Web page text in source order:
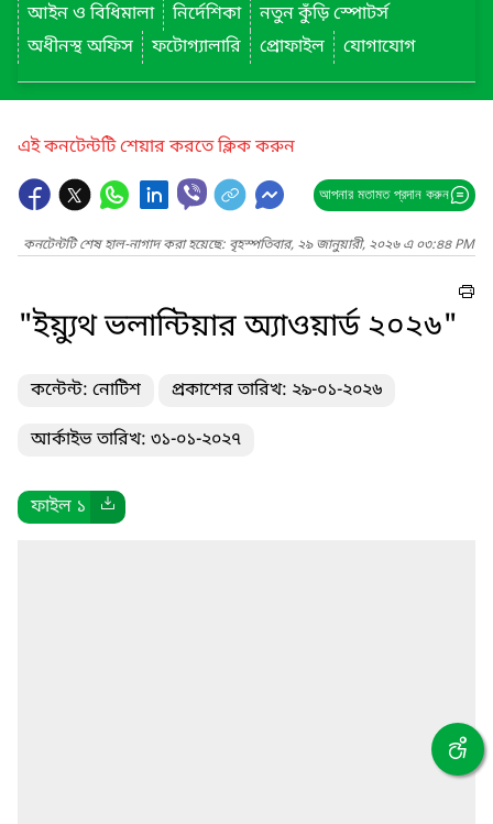
আইন ও বিধিমালা
নির্দেশিকা
নতুন কুঁড়ি স্পোটর্স
অধীনস্থ অফিস
ফটোগ্যালারি প্রোফাইল যোগাযোগ
এই কনটেন্টটি শেয়ার করতে ক্লিক করুন
আপনার মতামত প্রদান করুন
কনটেন্টটি শেষ হাল-নাগাদ করা হয়েছে: বৃহস্পতিবার, ২৯ জানুয়ারী, ২০২৬ এ ০৩:৪৪ PM
"ইয়্যুথ ভলান্টিয়ার অ্যাওয়ার্ড ২০২৬"
কন্টেন্ট: নোটিশ প্রকাশের তারিখ: ২৯-০১-২০২৬
আর্কাইভ তারিখ: ৩১-০১-২০২৭
ফাইল ১